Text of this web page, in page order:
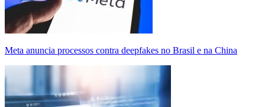
Meta anuncia processos contra deepfakes no Brasil e na China